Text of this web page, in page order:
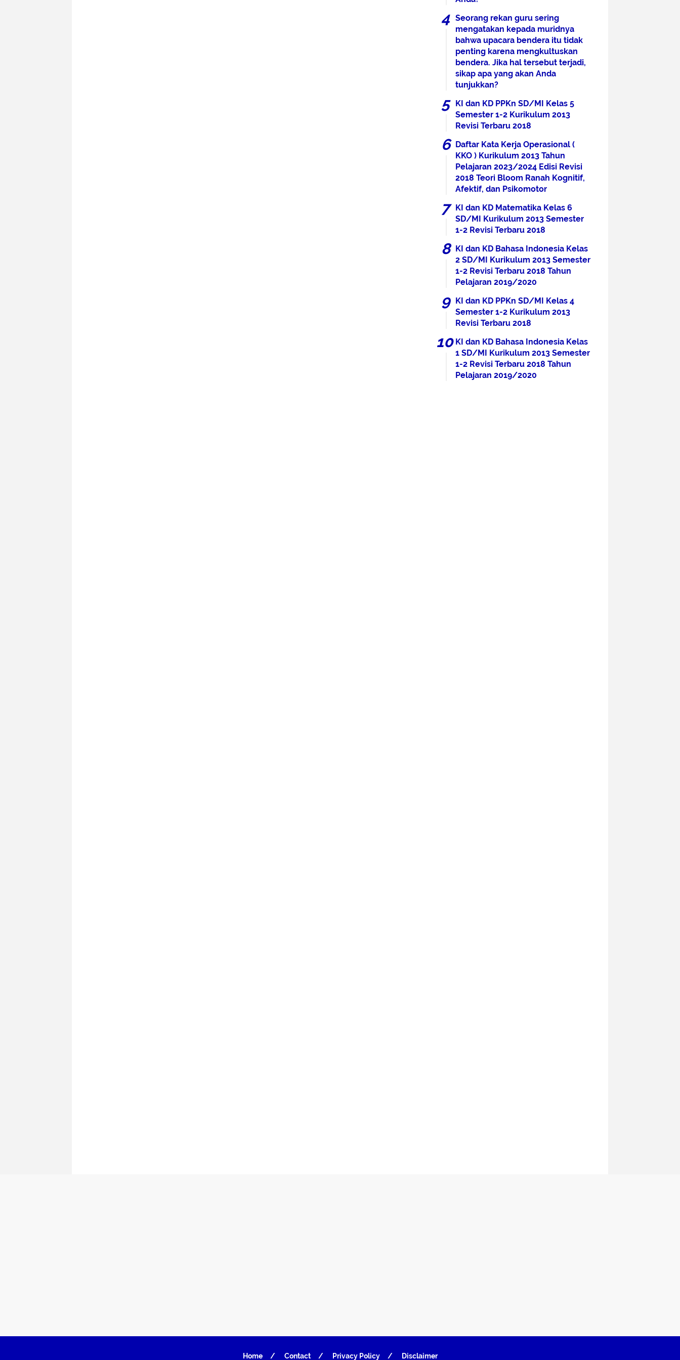
Seorang rekan guru sering
mengatakan kepada muridnya
bahwa upacara bendera itu tidak
penting karena mengkultuskan
bendera. Jika hal tersebut terjadi,
sikap apa yang akan Anda
tunjukkan?
KI dan KD PPKn SD/MI Kelas 5
Semester 1-2 Kurikulum 2013
Revisi Terbaru 2018
Daftar Kata Kerja Operasional (
KKO ) Kurikulum 2013 Tahun
Pelajaran 2023/2024 Edisi Revisi
2018 Teori Bloom Ranah Kognitif,
Afektif, dan Psikomotor
KI dan KD Matematika Kelas 6
SD/MI Kurikulum 2013 Semester
1-2 Revisi Terbaru 2018
KI dan KD Bahasa Indonesia Kelas
2 SD/MI Kurikulum 2013 Semester
1-2 Revisi Terbaru 2018 Tahun
Pelajaran 2019/2020
KI dan KD PPKn SD/MI Kelas 4
Semester 1-2 Kurikulum 2013
Revisi Terbaru 2018
KI dan KD Bahasa Indonesia Kelas
1 SD/MI Kurikulum 2013 Semester
1-2 Revisi Terbaru 2018 Tahun
Pelajaran 2019/2020
Home Contact Privacy Policy Disclaimer